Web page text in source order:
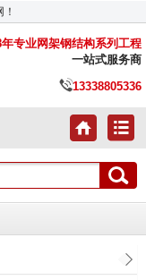
年专业网架钢结构系列工程
一站式服务商
13338805336